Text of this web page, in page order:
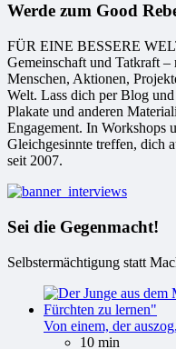
Werde zum Good
FÜR EINE BESSERE
Gemeinschaft und Tatkraft –
Menschen, Aktionen,
Welt. Lass dich per Blog
Plakate und anderen
Engagement. In Workshops
Gleichgesinnte treffen, dich
seit 2007.
Sei die Gegenmacht!
Selbstermächtigung statt
Von einem, der
10 min